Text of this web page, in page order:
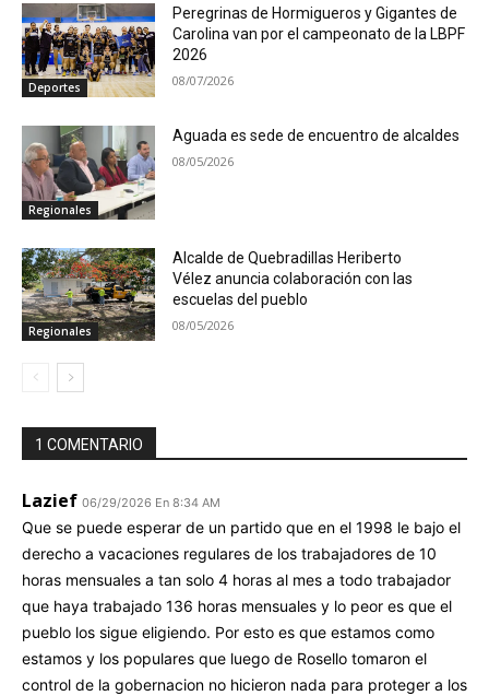
Deportes
Peregrinas de Hormigueros y Gigantes de
Carolina van por el campeonato de la LBPF
2026
08/07/2026
Regionales
Aguada es sede de encuentro de alcaldes
08/05/2026
Regionales
Alcalde de Quebradillas Heriberto
Vélez anuncia colaboración con las
escuelas del pueblo
08/05/2026
1 COMENTARIO
Lazief 06/29/2026 En 8:34 AM
Que se puede esperar de un partido que en el 1998 le bajo el
derecho a vacaciones regulares de los trabajadores de 10
horas mensuales a tan solo 4 horas al mes a todo trabajador
que haya trabajado 136 horas mensuales y lo peor es que el
pueblo los sigue eligiendo. Por esto es que estamos como
estamos y los populares que luego de Rosello tomaron el
control de la gobernacion no hicieron nada para proteger a los